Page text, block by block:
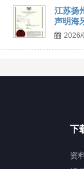
江苏扬
声明海
2026/
下
资